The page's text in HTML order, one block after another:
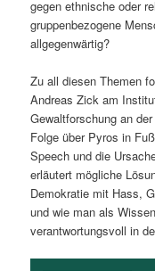
r
i
n
g
e
n
s
p
r
i
n
g
e
gegen ethnische oder
gruppenbezogene
allgegenwärtig?
Zu all diesen Themen
Andreas Zick am
Gewaltforschung an
Folge über Pyros in
Speech und die
erläutert mögliche
Demokratie mit Hass,
und wie man als
verantwortungsvoll in